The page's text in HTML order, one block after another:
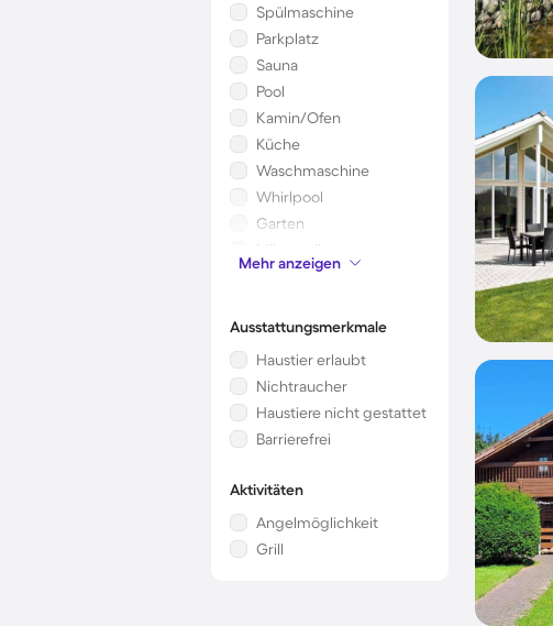
Spülmaschine
Parkplatz
Sauna
Pool
Kamin/Ofen
Küche
Waschmaschine
Whirlpool
Garten
Mikrowelle
Kinderbett
Mehr anzeigen
Ausstattungsmerkmale
Haustier erlaubt
Nichtraucher
Haustiere nicht gestattet
Barrierefrei
Aktivitäten
Angelmöglichkeit
Grill